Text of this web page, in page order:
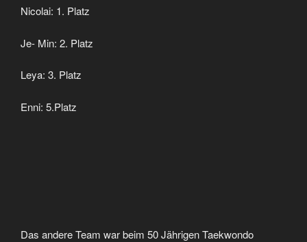
Nicolai: 1. Platz
Je- Min: 2. Platz
Leya: 3. Platz
Enni: 5.Platz
Das andere Team war beim 50 Jährigen Taekwondo